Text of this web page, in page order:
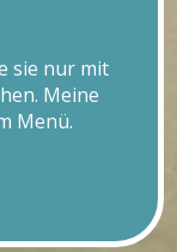
sie nur mit
Meine
Menü.